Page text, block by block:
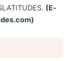
(E-